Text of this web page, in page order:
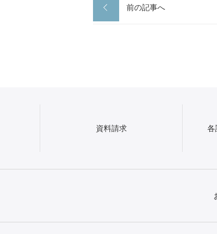
前の記事へ
資料請求 各